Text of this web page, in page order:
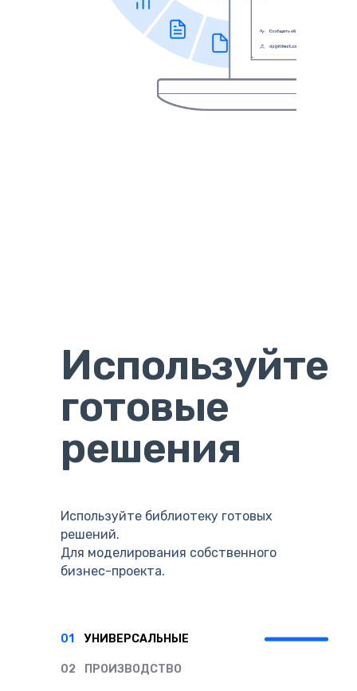
Используйте
готовые
решения
Используйте библиотеку готовых
решений.
Для моделирования собственного
бизнес-проекта.
01 УНИВЕРСАЛЬНЫЕ
02 ПРОИЗВОДСТВО